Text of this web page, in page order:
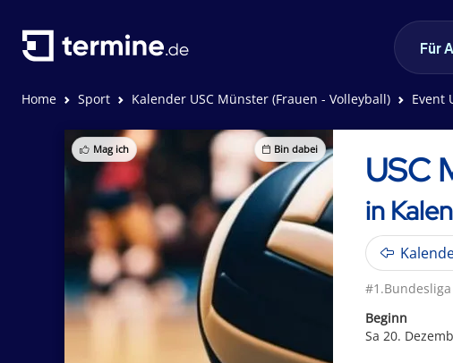
Für
Home Sport Kalender USC Münster (Frauen - Volleyball) Event
Mag ich Bin dabei USC
in
#1.Bundesliga
Beginn
Sa 20.